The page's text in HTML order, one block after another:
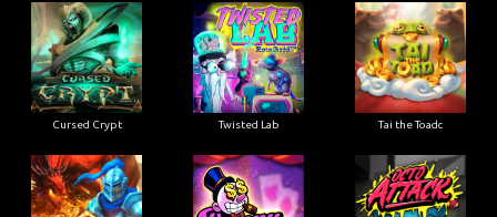
Cursed Crypt Twisted Lab Tai the Toadc